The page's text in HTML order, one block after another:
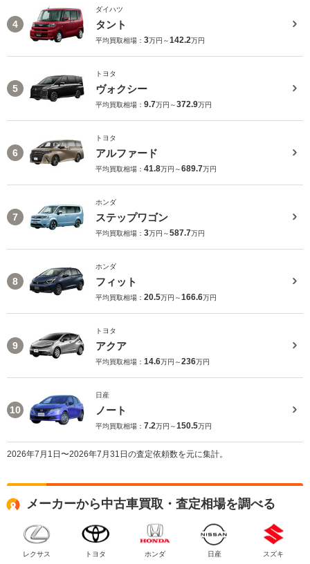
4
ダイハツ
タント
平均買取相場： 3万円～142.2万円
5
トヨタ
ヴォクシー
平均買取相場： 9.7万円～372.9万円
6
トヨタ
アルファード
平均買取相場： 41.8万円～689.7万円
7
ホンダ
ステップワゴン
平均買取相場： 3万円～587.7万円
8
ホンダ
フィット
平均買取相場： 20.5万円～166.6万円
9
トヨタ
アクア
平均買取相場： 14.6万円～236万円
10
日産
ノート
平均買取相場： 7.2万円～150.5万円
2026年7月1日〜2026年7月31日の査定依頼数を元に集計。
メーカーから中古車買取・査定相場を調べる
レクサス トヨタ ホンダ 日産 スズキ